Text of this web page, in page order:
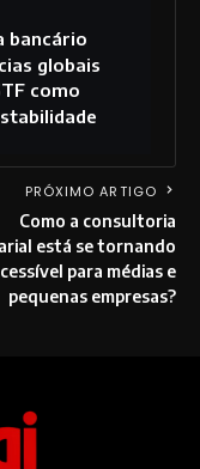
bancário
globais
como
PRÓXIMO ARTIGO
Como a consultoria
está se tornando
para médias e
pequenas empresas?